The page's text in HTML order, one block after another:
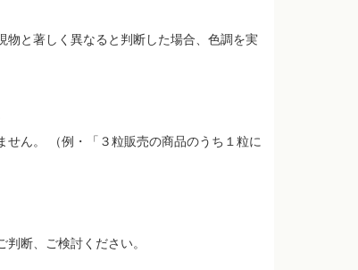
と著しく異なると判断した場合、色調を実
ん。 （例・「３粒販売の商品のうち１粒に
断、ご検討ください。